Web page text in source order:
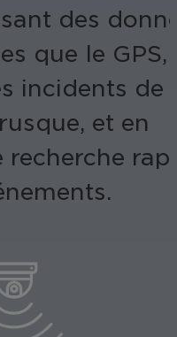
des
que le GPS,
incidents de
et en